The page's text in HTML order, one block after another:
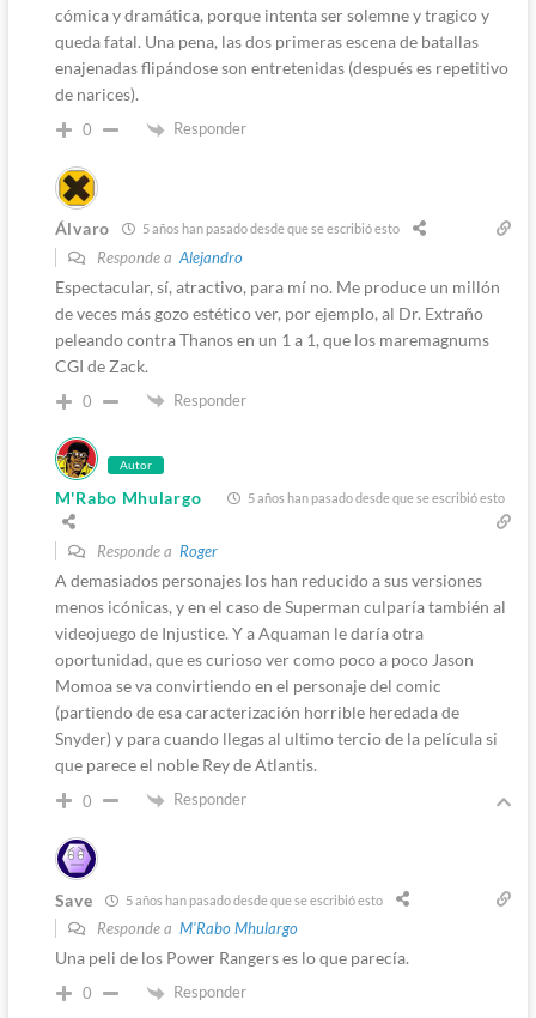
cómica y dramática, porque intenta ser solemne y tragico y
queda fatal. Una pena, las dos primeras escena de batallas
enajenadas flipándose son entretenidas (después es repetitivo
de narices).
0 Responder
Álvaro 5 años han pasado desde que se escribió esto
Responde a Alejandro
Espectacular, sí, atractivo, para mí no. Me produce un millón
de veces más gozo estético ver, por ejemplo, al Dr. Extraño
peleando contra Thanos en un 1 a 1, que los maremagnums
CGI de Zack.
0 Responder
Autor
M'Rabo Mhulargo 5 años han pasado desde que se escribió esto
Responde a Roger
A demasiados personajes los han reducido a sus versiones
menos icónicas, y en el caso de Superman culparía también al
videojuego de Injustice. Y a Aquaman le daría otra
oportunidad, que es curioso ver como poco a poco Jason
Momoa se va convirtiendo en el personaje del comic
(partiendo de esa caracterización horrible heredada de
Snyder) y para cuando llegas al ultimo tercio de la película si
que parece el noble Rey de Atlantis.
0 Responder
Save 5 años han pasado desde que se escribió esto
Responde a M'Rabo Mhulargo
Una peli de los Power Rangers es lo que parecía.
0 Responder